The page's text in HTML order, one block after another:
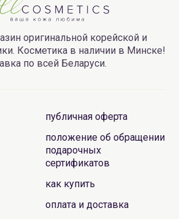
оригинальной корейской и
Косметика в наличии в Минске!
по всей Беларуси.
публичная оферта
положение об обращении
подарочных
сертификатов
как купить
оплата и доставка